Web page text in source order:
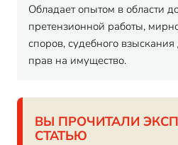
Обладает опытом в области
претензионной работы,
споров, судебного
прав на имущество.
ВЫ ПРОЧИТАЛИ
СТАТЬЮ